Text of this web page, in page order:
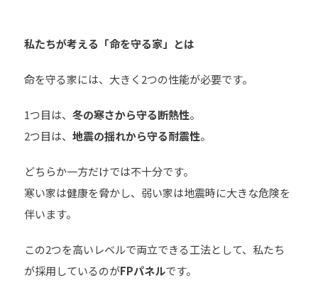
私たちが考える「命を守る家」とは
命を守る家には、大きく2つの性能が必要です。
1つ目は、 冬の寒さから守る断熱性。
2つ目は、 地震の揺れから守る耐震性。
どちらか一方だけでは不十分です。
寒い家は健康を脅かし、弱い家は地震時に大きな危険を
伴います。
この2つを高いレベルで両立できる工法として、私たち
が採用しているのがFPパネルです。